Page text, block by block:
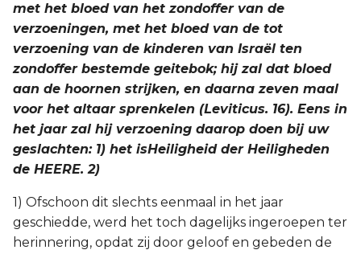
met het bloed van het zondoffer van de
verzoeningen, met het bloed van de tot
verzoening van de kinderen van Israël ten
zondoffer bestemde geitebok; hij zal dat bloed
aan de hoornen strijken, en daarna zeven maal
voor het altaar sprenkelen (Leviticus. 16). Eens in
het jaar zal hij verzoening daarop doen bij uw
geslachten: 1) het isHeiligheid der Heiligheden
de HEERE. 2)
1) Ofschoon dit slechts eenmaal in het jaar
geschiedde, werd het toch dagelijks ingeroepen ter
herinnering, opdat zij door geloof en gebeden de